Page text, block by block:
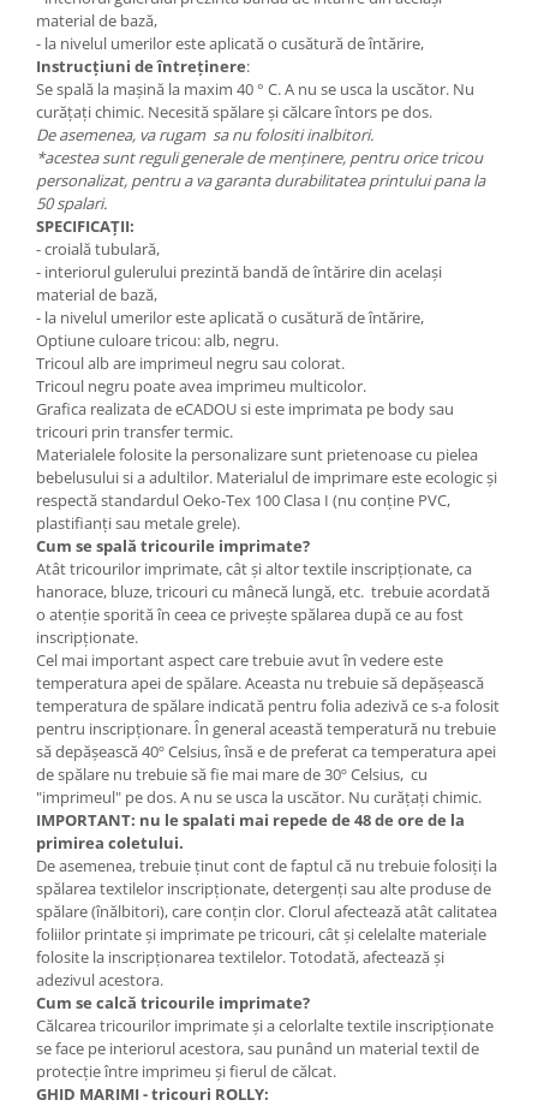
material de bază,
- la nivelul umerilor este aplicată o cusătură de întărire,
Instrucțiuni de întreținere:
Se spală la mașină la maxim 40 ° C. A nu se usca la uscător. Nu
curățați chimic. Necesită spălare și călcare întors pe dos.
De asemenea, va rugam sa nu folositi inalbitori.
*acestea sunt reguli generale de menținere, pentru orice tricou
personalizat, pentru a va garanta durabilitatea printului pana la
50 spalari.
SPECIFICAȚII:
- croială tubulară,
- interiorul gulerului prezintă bandă de întărire din același
material de bază,
- la nivelul umerilor este aplicată o cusătură de întărire,
Optiune culoare tricou: alb, negru.
Tricoul alb are imprimeul negru sau colorat.
Tricoul negru poate avea imprimeu multicolor.
Grafica realizata de eCADOU si este imprimata pe body sau
tricouri prin transfer termic.
Materialele folosite la personalizare sunt prietenoase cu pielea
bebelusului si a adultilor. Materialul de imprimare este ecologic și
respectă standardul Oeko-Tex 100 Clasa I (nu conține PVC,
plastifianți sau metale grele).
Cum se spală tricourile imprimate?
Atât tricourilor imprimate, cât şi altor textile inscripţionate, ca
hanorace, bluze, tricouri cu mânecă lungă, etc. trebuie acordată
o atenţie sporită în ceea ce priveşte spălarea după ce au fost
inscripţionate.
Cel mai important aspect care trebuie avut în vedere este
temperatura apei de spălare. Aceasta nu trebuie să depăşească
temperatura de spălare indicată pentru folia adezivă ce s-a folosit
pentru inscripţionare. În general această temperatură nu trebuie
să depăşească 40º Celsius, însă e de preferat ca temperatura apei
de spălare nu trebuie să fie mai mare de 30º Celsius, cu
"imprimeul" pe dos. A nu se usca la uscător. Nu curățați chimic.
IMPORTANT: nu le spalati mai repede de 48 de ore de la
primirea coletului.
De asemenea, trebuie ţinut cont de faptul că nu trebuie folosiţi la
spălarea textilelor inscripţionate, detergenţi sau alte produse de
spălare (înălbitori), care conţin clor. Clorul afectează atât calitatea
foliilor printate şi imprimate pe tricouri, cât şi celelalte materiale
folosite la inscripţionarea textilelor. Totodată, afectează şi
adezivul acestora.
Cum se calcă tricourile imprimate?
Călcarea tricourilor imprimate şi a celorlalte textile inscripţionate
se face pe interiorul acestora, sau punând un material textil de
protecţie între imprimeu şi fierul de călcat.
GHID MARIMI - tricouri ROLLY: